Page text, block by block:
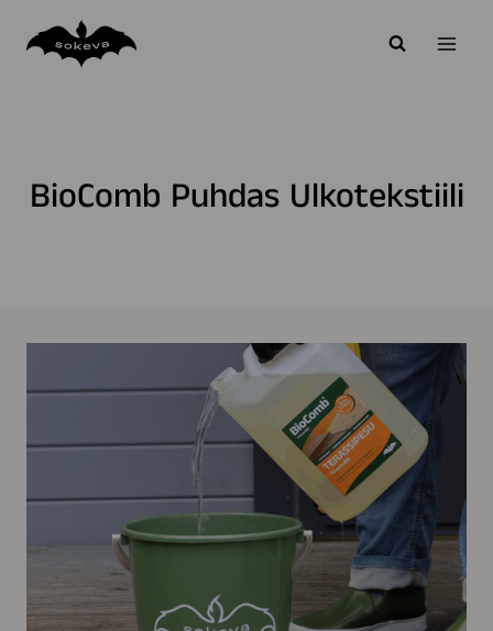
sisältöön
BioComb Puhdas Ulkotekstiili